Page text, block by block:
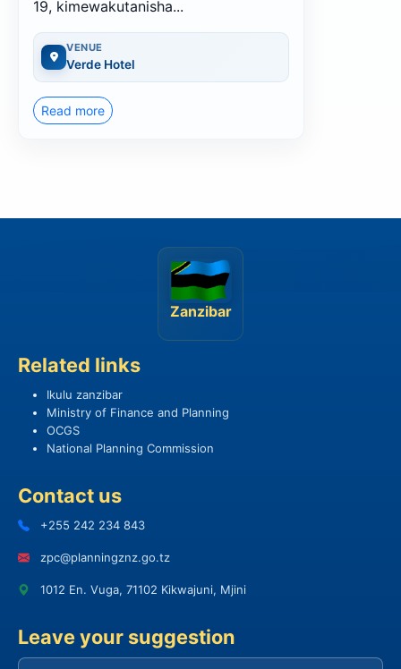
19, kimewakutanisha...
VENUE
Verde Hotel
Read more
Zanzibar
Related links
Ikulu zanzibar
Ministry of Finance and Planning
OCGS
National Planning Commission
Contact us
+255 242 234 843
zpc@planningznz.go.tz
1012 En. Vuga, 71102 Kikwajuni, Mjini
Leave your suggestion